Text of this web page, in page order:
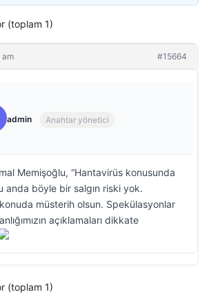
(toplam 1)
am #15664
admin Anahtar yönetici
Memişoğlu, “Hantavirüs konusunda
anda böyle bir salgın riski yok.
müsterih olsun. Spekülasyonlar
açıklamaları dikkate
(toplam 1)